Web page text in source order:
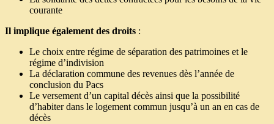
courante
Il implique également des droits :
Le choix entre régime de séparation des patrimoines et le
régime d’indivision
La déclaration commune des revenues dès l’année de
conclusion du Pacs
Le versement d’un capital décès ainsi que la possibilité
d’habiter dans le logement commun jusqu’à un an en cas de
décès